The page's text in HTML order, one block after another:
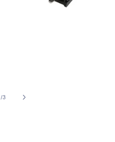
/de
3